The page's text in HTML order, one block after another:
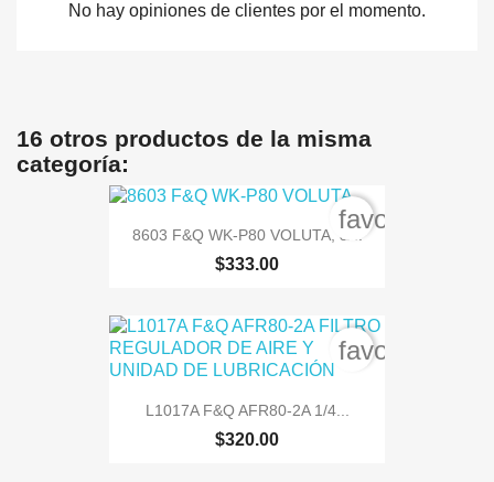
No hay opiniones de clientes por el momento.
16 otros productos de la misma
categoría:
8603 F&Q WK-P80 VOLUTA, &...
$333.00
L1017A F&Q AFR80-2A 1/4...
$320.00